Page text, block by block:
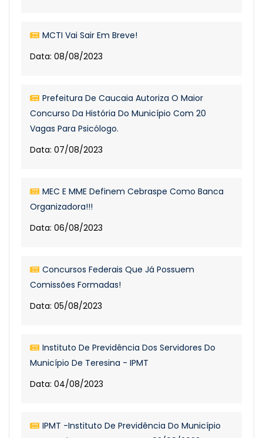
MCTI Vai Sair Em Breve!
Data: 08/08/2023
Prefeitura De Caucaia Autoriza O Maior
Concurso Da História Do Município Com 20
Vagas Para Psicólogo.
Data: 07/08/2023
MEC E MME Definem Cebraspe Como Banca
Organizadora!!!
Data: 06/08/2023
Concursos Federais Que Já Possuem
Comissões Formadas!
Data: 05/08/2023
Instituto De Previdência Dos Servidores Do
Município De Teresina - IPMT
Data: 04/08/2023
IPMT -Instituto De Previdência Do Município